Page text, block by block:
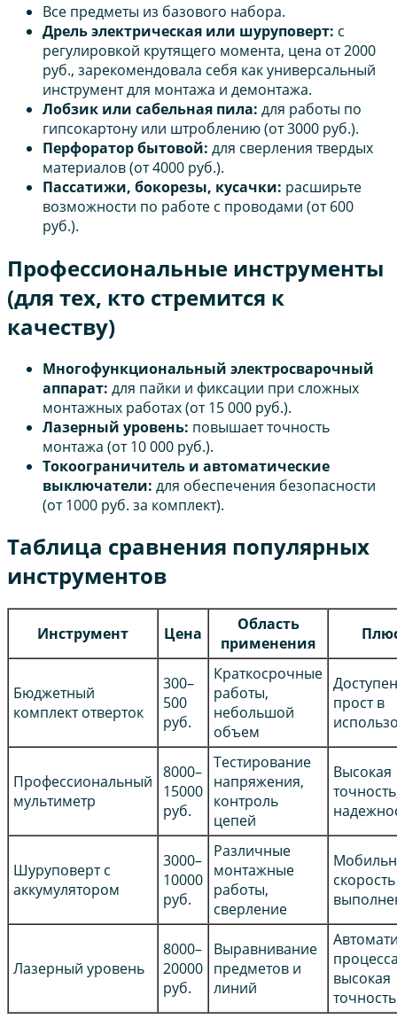
Все предметы из базового набора.
Дрель электрическая или шуруповерт: с
регулировкой крутящего момента, цена от 2000
руб., зарекомендовала себя как универсальный
инструмент для монтажа и демонтажа.
Лобзик или сабельная пила: для работы по
гипсокартону или штроблению (от 3000 руб.).
Перфоратор бытовой: для сверления твердых
материалов (от 4000 руб.).
Пассатижи, бокорезы, кусачки: расширьте
возможности по работе с проводами (от 600
руб.).
Профессиональные инструменты
(для тех, кто стремится к
качеству)
Многофункциональный электросварочный
аппарат: для пайки и фиксации при сложных
монтажных работах (от 15 000 руб.).
Лазерный уровень: повышает точность
монтажа (от 10 000 руб.).
Токоограничитель и автоматические
выключатели: для обеспечения безопасности
(от 1000 руб. за комплект).
Таблица сравнения популярных
инструментов
Инструмент Цена
Область
применения
Бюджетный
комплект отверток
300–
500
руб.
Краткосрочные
работы,
небольшой
объем
прост в
Профессиональный
мультиметр
8000–
15000
руб.
Тестирование
напряжения,
контроль
цепей
Высокая
Шуруповерт с
аккумулятором
3000–
10000
руб.
Различные
монтажные
работы,
сверление
скорость
Лазерный уровень
8000–
20000
руб.
Выравнивание
предметов и
линий
высокая
точность